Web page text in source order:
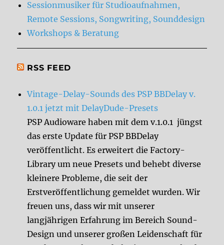
Sessionmusiker für Studioaufnahmen,
Remote Sessions, Songwriting, Sounddesign
Workshops & Beratung
RSS FEED
Vintage-Delay-Sounds des PSP BBDelay v.
1.0.1 jetzt mit DelayDude-Presets
PSP Audioware haben mit dem v.1.0.1 jüngst
das erste Update für PSP BBDelay
veröffentlicht. Es erweitert die Factory-
Library um neue Presets und behebt diverse
kleinere Probleme, die seit der
Erstveröffentlichung gemeldet wurden. Wir
freuen uns, dass wir mit unserer
langjährigen Erfahrung im Bereich Sound-
Design und unserer großen Leidenschaft für